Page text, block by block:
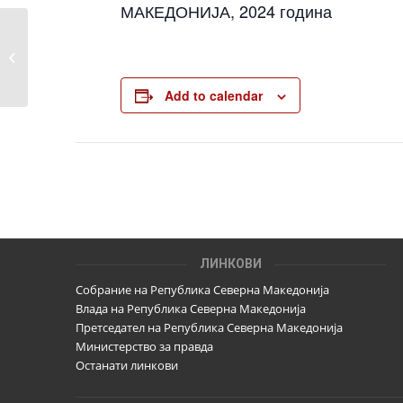
МАКЕДОНИЈА, 2024 година
Add to calendar
ЛИНКОВИ
Собрание на Република Северна Македонија
Влада на Република Северна Македонија
Претседател на Република Северна Македонија
Министерство за правда
Останати линкови